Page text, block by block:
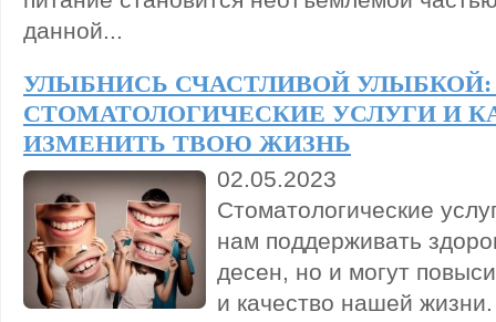
данной...
УЛЫБНИСЬ СЧАСТЛИВОЙ
СТОМАТОЛОГИЧЕСКИЕ УСЛУГИ И
ИЗМЕНИТЬ ТВОЮ ЖИЗНЬ
02.05.2023
Стоматологические
нам поддерживать
десен, но и могут
и качество нашей